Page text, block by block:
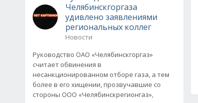
Челябинскгоргаза
удивлено заявлениями
региональных коллег
Новости
Руководство ОАО «Челябинскгоргаз»
считает обвинения в
несанкционированном отборе газа, а тем
более в его хищении, прозвучавшие со
стороны ООО «Челябинскрегионгаз»,